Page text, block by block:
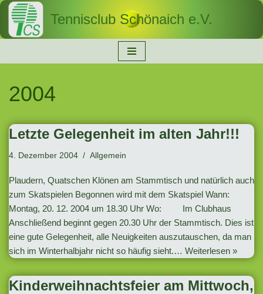
Zum
Tennisclub Schönaich e.V.
2004
Letzte Gelegenheit im alten Jahr!!!
4. Dezember 2004 Allgemein
Plaudern, Quatschen Klönen am Stammtisch und natürlich auch
zum Skatspielen Begonnen wird mit dem Skatspiel Wann:
Montag, 20. 12. 2004 um 18.30 Uhr Wo: Im Clubhaus
Anschließend beginnt gegen 20.30 Uhr der Stammtisch. Dies ist
eine gute Gelegenheit, alle Neuigkeiten auszutauschen, da man
sich im Winterhalbjahr nicht so häufig sieht.… Weiterlesen »
Kinderweihnachtsfeier am Mittwoch,